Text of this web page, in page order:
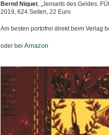
Bernd Niquet, „Jenseits des Geldes.
2019, 624 Seiten, 22 Euro
Am besten portofrei direkt beim Verlag
oder bei Amazon